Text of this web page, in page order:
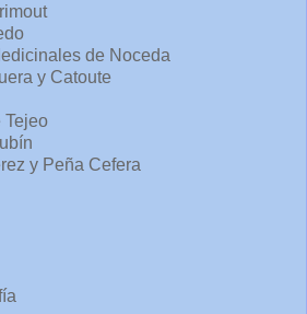
de Noceda
y Catoute
Tejeo
y Peña Cefera